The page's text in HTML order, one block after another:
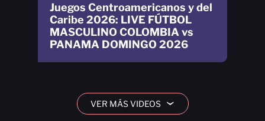
Juegos Centroamericanos y del
Caribe 2026: LIVE FÚTBOL
MASCULINO COLOMBIA vs
PANAMA DOMINGO 2026
VER MÁS VIDEOS ›